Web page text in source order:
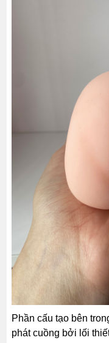
Phần cấu tạo bên
phát cuồng bởi lối